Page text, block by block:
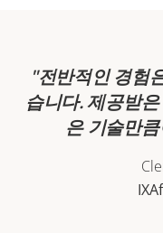
전반적인 경험
습니다. 제공받
은 기술만